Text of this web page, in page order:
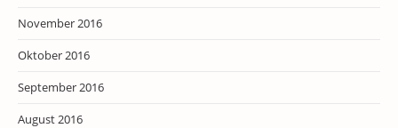
November 2016
Oktober 2016
September 2016
August 2016